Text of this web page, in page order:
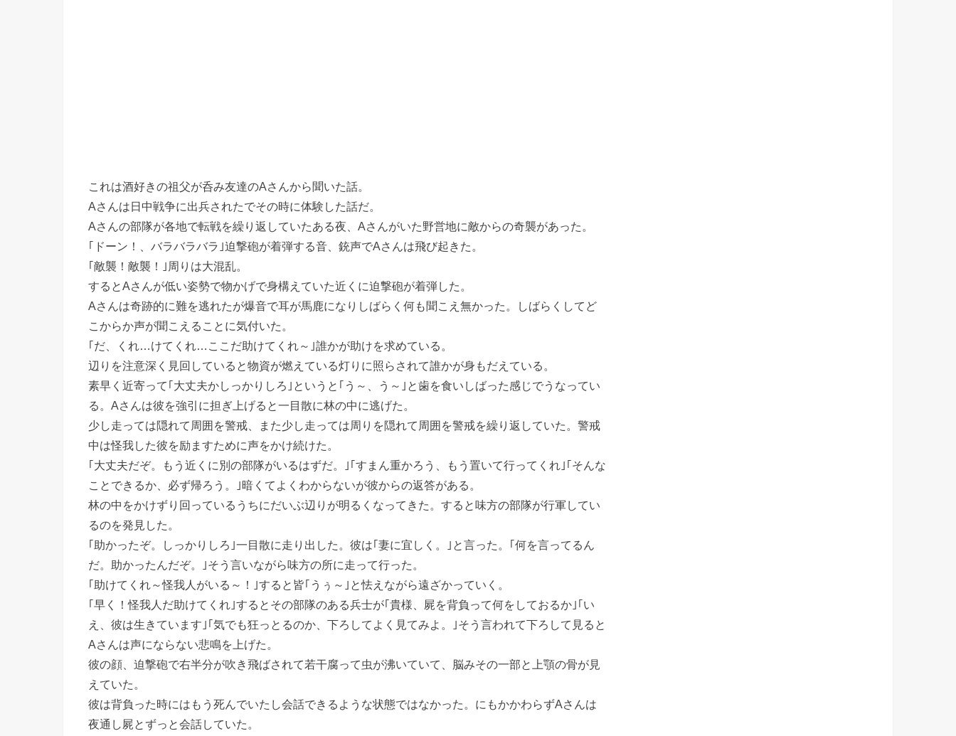
これは酒好きの祖父が呑み友達のAさんから聞いた話。
Aさんは日中戦争に出兵されたでその時に体験した話だ。
Aさんの部隊が各地で転戦を繰り返していたある夜、Aさんがいた野営地に敵からの奇襲があった。
｢ドーン！、バラバラバラ｣迫撃砲が着弾する音、銃声でAさんは飛び起きた。
｢敵襲！敵襲！｣周りは大混乱。
するとAさんが低い姿勢で物かげで身構えていた近くに迫撃砲が着弾した。
Aさんは奇跡的に難を逃れたが爆音で耳が馬鹿になりしばらく何も聞こえ無かった。しばらくしてど
こからか声が聞こえることに気付いた。
｢だ、くれ…けてくれ…ここだ助けてくれ～｣誰かが助けを求めている。
辺りを注意深く見回していると物資が燃えている灯りに照らされて誰かが身もだえている。
素早く近寄って｢大丈夫かしっかりしろ｣というと｢う～、う～｣と歯を食いしばった感じでうなってい
る。Aさんは彼を強引に担ぎ上げると一目散に林の中に逃げた。
少し走っては隠れて周囲を警戒、また少し走っては周りを隠れて周囲を警戒を繰り返していた。警戒
中は怪我した彼を励ますために声をかけ続けた。
｢大丈夫だぞ。もう近くに別の部隊がいるはずだ。｣｢すまん重かろう、もう置いて行ってくれ｣｢そんな
ことできるか、必ず帰ろう。｣暗くてよくわからないが彼からの返答がある。
林の中をかけずり回っているうちにだいぶ辺りが明るくなってきた。すると味方の部隊が行軍してい
るのを発見した。
｢助かったぞ。しっかりしろ｣一目散に走り出した。彼は｢妻に宜しく。｣と言った。｢何を言ってるん
だ。助かったんだぞ。｣そう言いながら味方の所に走って行った。
｢助けてくれ～怪我人がいる～！｣すると皆｢うぅ～｣と怯えながら遠ざかっていく。
｢早く！怪我人だ助けてくれ｣するとその部隊のある兵士が｢貴様、屍を背負って何をしておるか｣｢い
え、彼は生きています｣｢気でも狂っとるのか、下ろしてよく見てみよ。｣そう言われて下ろして見ると
Aさんは声にならない悲鳴を上げた。
彼の顔、迫撃砲で右半分が吹き飛ばされて若干腐って虫が沸いていて、脳みその一部と上顎の骨が見
えていた。
彼は背負った時にはもう死んでいたし会話できるような状態ではなかった。にもかかわらずAさんは
夜通し屍とずっと会話していた。